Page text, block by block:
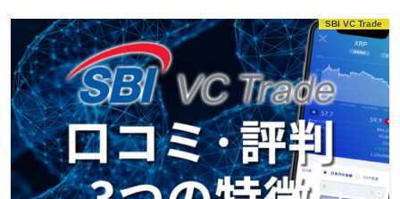
SBI VC Trade